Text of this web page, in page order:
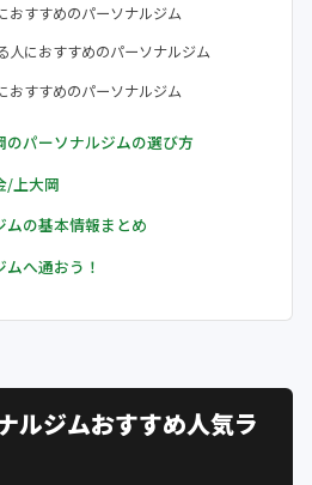
おすすめのパーソナルジム
人におすすめのパーソナルジム
おすすめのパーソナルジム
パーソナルジムの選び方
/上大岡
の基本情報まとめ
へ通おう！
ルジムおすすめ人気ラ